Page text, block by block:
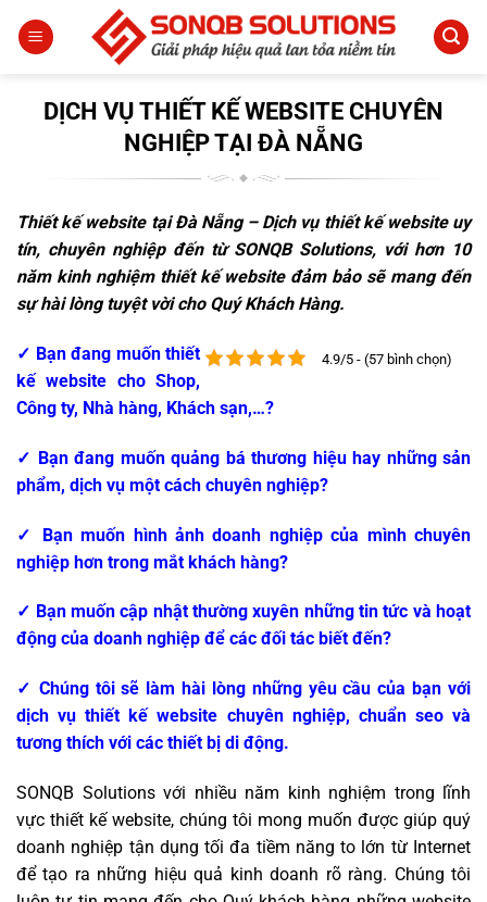
qua
DỊCH VỤ THIẾT KẾ WEBSITE CHUYÊN
NGHIỆP TẠI ĐÀ NẴNG
Thiết kế website tại Đà Nẵng – Dịch vụ thiết kế website uy
tín, chuyên nghiệp đến từ SONQB Solutions, với hơn 10
năm kinh nghiệm thiết kế website đảm bảo sẽ mang đến
sự hài lòng tuyệt vời cho Quý Khách Hàng.
4.9/5 - (57 bình chọn)
✓ Bạn đang muốn thiết
kế website cho Shop,
Công ty, Nhà hàng, Khách sạn,…?
✓ Bạn đang muốn quảng bá thương hiệu hay những sản
phẩm, dịch vụ một cách chuyên nghiệp?
✓ Bạn muốn hình ảnh doanh nghiệp của mình chuyên
nghiệp hơn trong mắt khách hàng?
✓ Bạn muốn cập nhật thường xuyên những tin tức và hoạt
động của doanh nghiệp để các đối tác biết đến?
✓ Chúng tôi sẽ làm hài lòng những yêu cầu của bạn với
dịch vụ thiết kế website chuyên nghiệp, chuẩn seo và
tương thích với các thiết bị di động.
SONQB Solutions với nhiều năm kinh nghiệm trong lĩnh
vực thiết kế website, chúng tôi mong muốn được giúp quý
doanh nghiệp tận dụng tối đa tiềm năng to lớn từ Internet
để tạo ra những hiệu quả kinh doanh rõ ràng. Chúng tôi